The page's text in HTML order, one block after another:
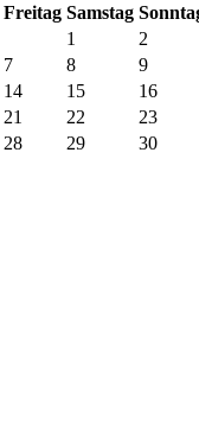
Freitag Samstag So
1
2
7 8
9
14 15
16
21 22
23
28 29
30